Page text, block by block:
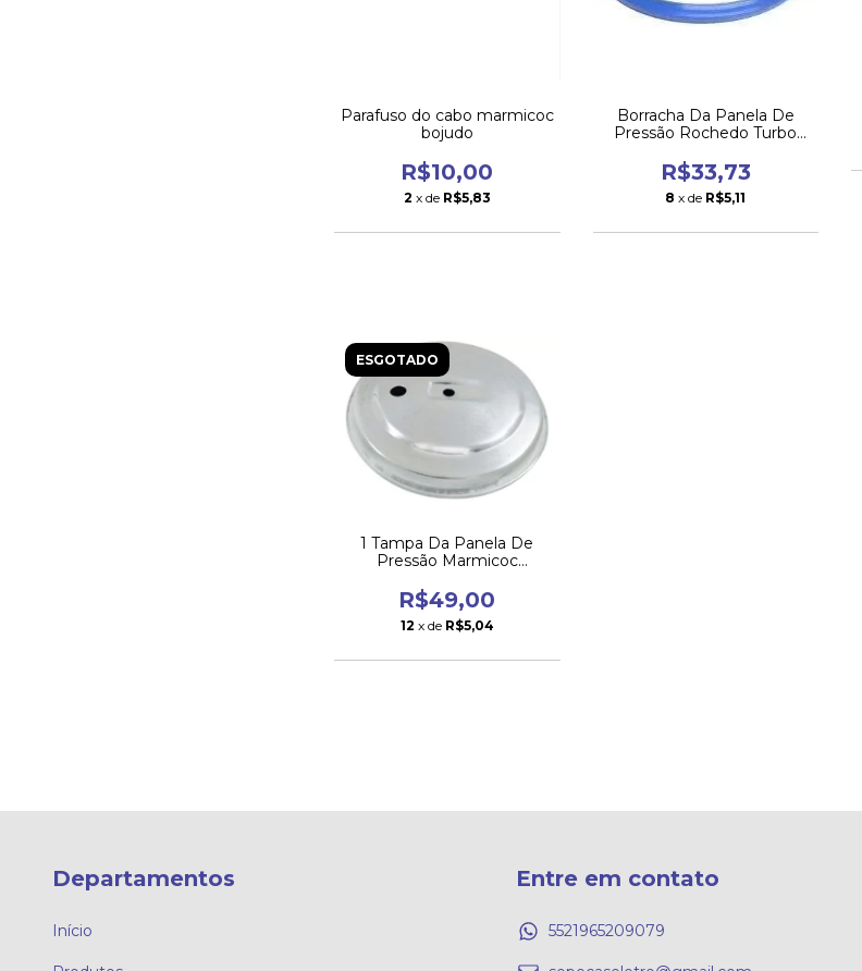
Parafuso do cabo marmicoc
bojudo
R$10,00
2 x de R$5,83
Borracha Da Panela De
Pressão Rochedo Turbo
R$33,73
8 x de R$5,11
ESGOTADO
1 Tampa Da Panela De
Pressão Marmicoc
R$49,00
12 x de R$5,04
Departamentos
Início
Entre em contato
5521965209079